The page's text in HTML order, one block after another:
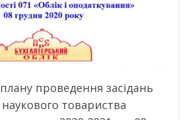
проведення засідань
товариства